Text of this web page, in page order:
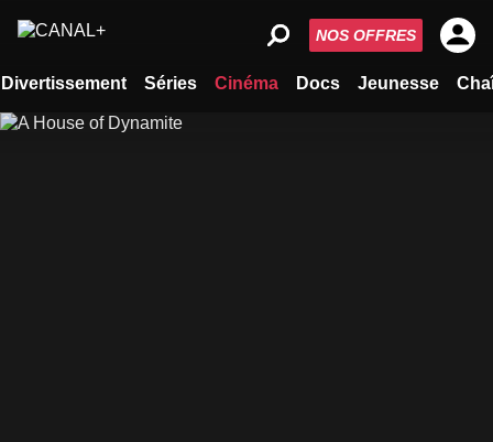
Divertissement Séries Cinéma Docs Jeunesse
NOS OFFRES